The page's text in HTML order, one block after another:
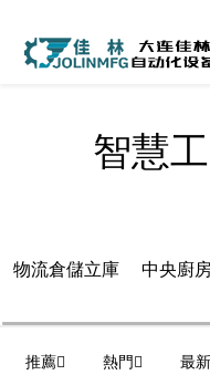
智慧
物流倉儲立庫 中央廚
推薦 熱門 最新